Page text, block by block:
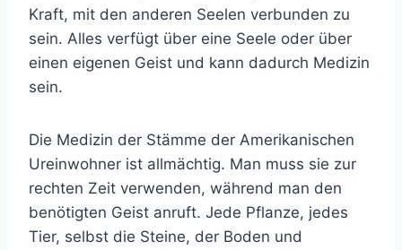
Kraft, mit den anderen Seelen verbunden zu
sein. Alles verfügt über eine Seele oder über
einen eigenen Geist und kann dadurch Medizin
sein.
Die Medizin der Stämme der Amerikanischen
Ureinwohner ist allmächtig. Man muss sie zur
rechten Zeit verwenden, während man den
benötigten Geist anruft. Jede Pflanze, jedes
Tier, selbst die Steine, der Boden und